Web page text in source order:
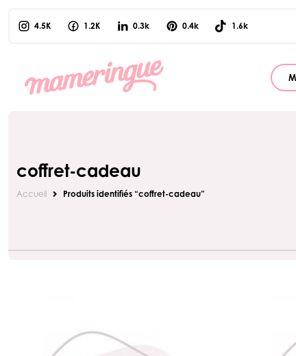
4.5K 1.2K 0.3k 0.4k 1.6k
coffret-cadeau
Accueil Produits identifiés “coffret-cadeau”